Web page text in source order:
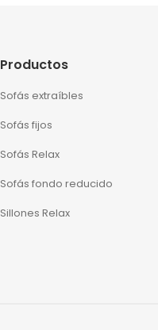
Productos
Sofás extraíbles
Sofás fijos
Sofás Relax
Sofás fondo reducido
Sillones Relax